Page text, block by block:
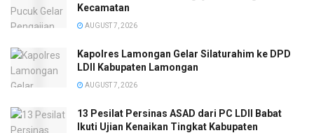
Kecamatan
AUGUST 7, 2026
Kapolres Lamongan Gelar Silaturahim ke DPD
LDII Kabupaten Lamongan
AUGUST 7, 2026
13 Pesilat Persinas ASAD dari PC LDII Babat
Ikuti Ujian Kenaikan Tingkat Kabupaten